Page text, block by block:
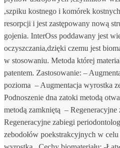
,szpiku kostnego i komórek
resorpcji i jest zastępowany nową
gojenia. InterOss poddawany jest
oczyszczania,dzięki czemu jest
w stosowaniu. Metoda której
patentem. Zastosowanie: –
pozioma – Augmentacja wyrostka
Podnoszenie dna zatoki metodą
metodą zamkniętą –
Regeneracyjne zabiegi
zebodołów poekstrakcyjnych w